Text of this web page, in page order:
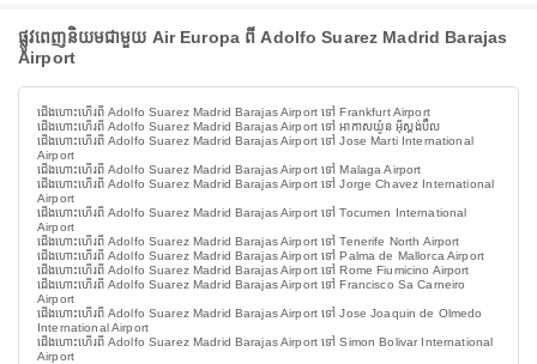
ផ្លូវពេញនិយមជាមួយ Air Europa ពី Adolfo Suarez Madrid Barajas
Airport
ជើងហោះហើរពី Adolfo Suarez Madrid Barajas Airport ទៅ Frankfurt Airport
ជើងហោះហើរពី Adolfo Suarez Madrid Barajas Airport ទៅ អាកាសយ៉ូន អ៊ីស្តង់ប៊ឺល
ជើងហោះហើរពី Adolfo Suarez Madrid Barajas Airport ទៅ Jose Marti International
Airport
ជើងហោះហើរពី Adolfo Suarez Madrid Barajas Airport ទៅ Malaga Airport
ជើងហោះហើរពី Adolfo Suarez Madrid Barajas Airport ទៅ Jorge Chavez International
Airport
ជើងហោះហើរពី Adolfo Suarez Madrid Barajas Airport ទៅ Tocumen International
Airport
ជើងហោះហើរពី Adolfo Suarez Madrid Barajas Airport ទៅ Tenerife North Airport
ជើងហោះហើរពី Adolfo Suarez Madrid Barajas Airport ទៅ Palma de Mallorca Airport
ជើងហោះហើរពី Adolfo Suarez Madrid Barajas Airport ទៅ Rome Fiumicino Airport
ជើងហោះហើរពី Adolfo Suarez Madrid Barajas Airport ទៅ Francisco Sa Carneiro
Airport
ជើងហោះហើរពី Adolfo Suarez Madrid Barajas Airport ទៅ Jose Joaquin de Olmedo
International Airport
ជើងហោះហើរពី Adolfo Suarez Madrid Barajas Airport ទៅ Simon Bolivar International
Airport